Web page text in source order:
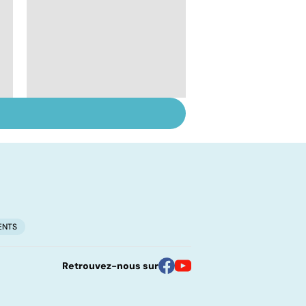
virus de la grippe
Retrouvez-nous sur